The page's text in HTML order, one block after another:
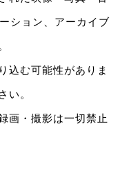
ション、アーカイブ
込む可能性がありま
い。
画・撮影は一切禁止